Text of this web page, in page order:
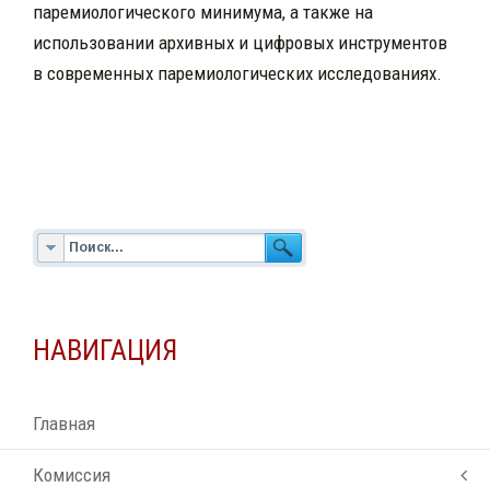
паремиологического минимума, а также на
использовании архивных и цифровых инструментов
в современных паремиологических исследованиях.
НАВИГАЦИЯ
Главная
Комиссия